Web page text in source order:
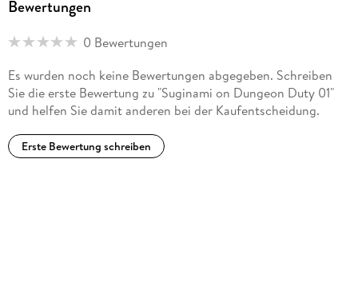
Bewertungen
0 Bewertungen
Es wurden noch keine Bewertungen abgegeben. Schreiben
Sie die erste Bewertung zu "Suginami on Dungeon Duty 01"
und helfen Sie damit anderen bei der Kaufentscheidung.
Erste Bewertung schreiben